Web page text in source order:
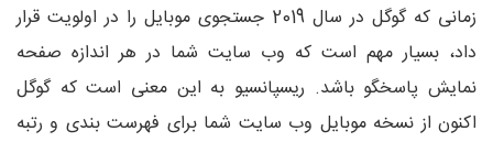
زمانی که گوگل در سال 2019 جستجوی موبایل را در اولویت قرار
داد، بسیار مهم است که وب سایت شما در هر اندازه صفحه
نمایش پاسخگو باشد. ریسپانسیو به این معنی است که گوگل
اکنون از نسخه موبایل وب سایت شما برای فهرست بندی و رتبه